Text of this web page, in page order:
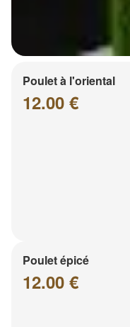
Poulet à l'oriental
12.00 €
Poulet épicé
12.00 €